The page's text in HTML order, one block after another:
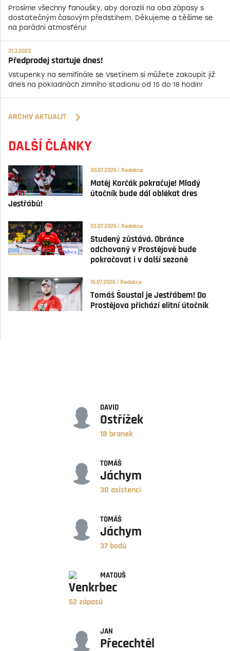
Prosíme všechny fanoušky, aby dorazili na oba zápasy s
dostatečným časovým předstihem. Děkujeme a těšíme se
na parádní atmosféru!
21.3.2023
Předprodej startuje dnes!
Vstupenky na semifinále se Vsetínem si můžete zakoupit již
dnes na pokladnách zimního stadionu od 15 do 18 hodin!
ARCHIV AKTUALIT
DALŠÍ ČLÁNKY
30.07.2026 | Redakce
Matěj Korčák pokračuje! Mladý
útočník bude dál oblékat dres
Jestřábů!
22.07.2026 | Redakce
Studený zůstává. Obránce
odchovaný v Prostějově bude
pokračovat i v další sezoně
16.07.2026 | Redakce
Tomáš Šoustal je Jestřábem! Do
Prostějova přichází elitní útočník
DAVID
Ostřížek
18 branek
TOMÁŠ
Jáchym
30 asistencí
TOMÁŠ
Jáchym
37 bodů
MATOUŠ
Venkrbec
52 zápasů
JAN
Přecechtěl